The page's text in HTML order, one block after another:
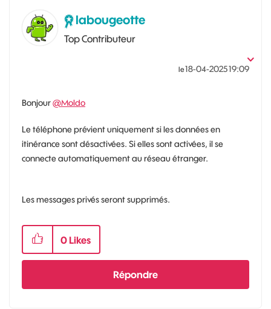
labougeotte
Top Contributeur
le‎18-04-202519:09
Bonjour@Moldo
Le téléphone prévient uniquement si les données en
itinérance sont désactivées. Si elles sont activées, il se
connecte automatiquement au réseau étranger.
Les messages privés seront supprimés.
0 Likes
Répondre